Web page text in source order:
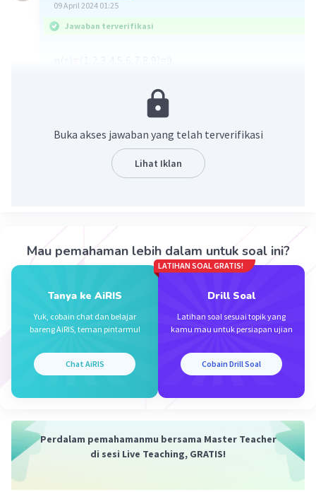
09 April 2024 01:25
Jawaban terverifikasi
urutan penggambilan
=3 x 4 x 7
jumlah semua bilangan kurang dari 8
(1,2,3) , (1,2,4) = 2
Beri Rating·5.0(1) Balas
Buka akses jawaban yang telah terverifikasi
Lihat Iklan
Mau pemahaman lebih dalam untuk soal ini?
Tanya ke AiRIS
Yuk, cobain chat dan belajar
bareng AiRIS, teman pintarmu!
Chat AiRIS
LATIHAN SOAL GRATIS!
Drill Soal
Latihan soal sesuai topik yang
kamu mau untuk persiapan ujian
Cobain Drill Soal
Perdalam pemahamanmu bersama Master Teacher
di sesi Live Teaching, GRATIS!